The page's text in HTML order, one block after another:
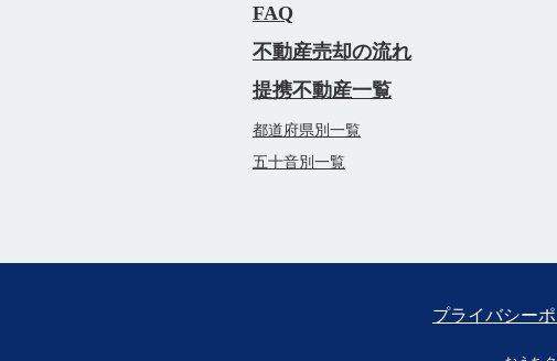
FAQ
不動産売却の流れ
提携不動産一覧
都道府県別一覧
五十音別一覧
プライバシー